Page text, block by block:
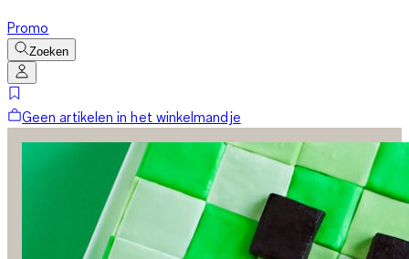
Promo
Zoeken
Geen artikelen in het winkelmandje